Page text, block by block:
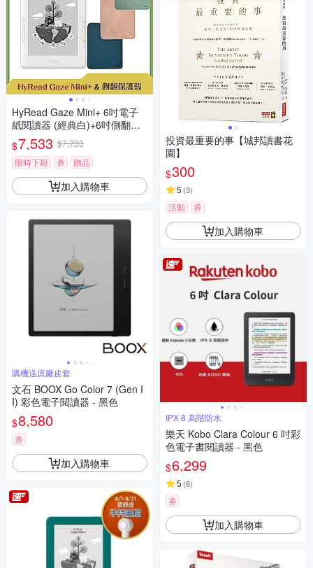
HyRead Gaze Mini+ 6吋電子
紙閱讀器 (經典白)+6吋側翻保
護殼
$7,533 $7,733
限時下殺
券 贈品
加入購物車
購機送原廠皮套
文石 BOOX Go Color 7 (Gen I
I) 彩色電子閱讀器 - 黑色
$8,580
券
加入購物車
投資最重要的事【城邦讀書花
園】
$300
5 (3)
活動 券
加入購物車
IPX 8 高階防水
樂天 Kobo Clara Colour 6 吋彩
色電子書閱讀器 - 黑色
$6,299
5 (6)
券
加入購物車